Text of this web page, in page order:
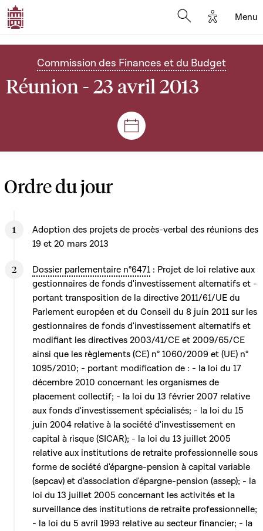
Options
Menu
Commission des Finances et du Budget
Réunion - 23 avril 2013
Séances et réunions
Ordre du jour
Adoption des projets de procès-verbal des réunions des
19 et 20 mars 2013
Dossier parlementaire n°6471 : Projet de loi relative aux
gestionnaires de fonds d'investissement alternatifs et -
portant transposition de la directive 2011/61/UE du
Parlement européen et du Conseil du 8 juin 2011 sur les
gestionnaires de fonds d'investissement alternatifs et
modifiant les directives 2003/41/CE et 2009/65/CE
ainsi que les règlements (CE) n° 1060/2009 et (UE) n°
1095/2010; - portant modification de : - la loi du 17
décembre 2010 concernant les organismes de
placement collectif; - la loi du 13 février 2007 relative
aux fonds d'investissement spécialisés; - la loi du 15
juin 2004 relative à la société d'investissement en
capital à risque (SICAR); - la loi du 13 juillet 2005
relative aux institutions de retraite professionnelle sous
forme de société d'épargne-pension à capital variable
(sepcav) et d'association d'épargne-pension (assep); - la
loi du 13 juillet 2005 concernant les activités et la
surveillance des institutions de retraite professionnelle;
- la loi du 5 avril 1993 relative au secteur financier; - la